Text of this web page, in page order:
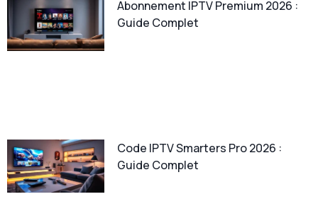
Abonnement IPTV Premium 2026 :
Guide Complet
Code IPTV Smarters Pro 2026 :
Guide Complet